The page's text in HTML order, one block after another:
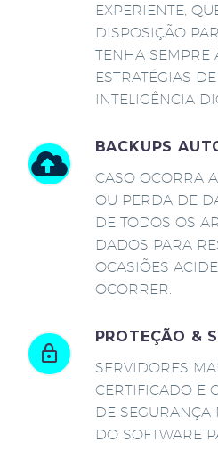
EXPERIENTE,
DISPOSIÇÃO
TENHA SEMPRE
ESTRATÉGIAS
INTELIGÊNCIA
BACKUPS
CASO OCORRA
OU PERDA DE
DE TODOS OS
DADOS PARA
OCASIÕES
OCORRER.
PROTEÇÃO &
SERVIDORES
CERTIFICADO E
DE
DO SOFTWARE